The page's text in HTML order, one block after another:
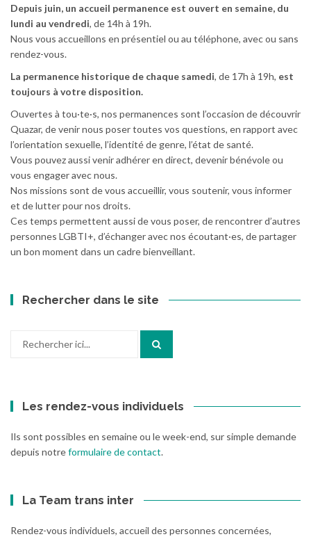
Depuis juin, un accueil permanence est ouvert en semaine, du
lundi au vendredi, de 14h à 19h.
Nous vous accueillons en présentiel ou au téléphone, avec ou sans
rendez-vous.
La permanence historique de chaque samedi, de 17h à 19h, est
toujours à votre disposition.
Ouvertes à tou·te·s, nos permanences sont l’occasion de découvrir
Quazar, de venir nous poser toutes vos questions, en rapport avec
l’orientation sexuelle, l’identité de genre, l’état de santé.
Vous pouvez aussi venir adhérer en direct, devenir bénévole ou
vous engager avec nous.
Nos missions sont de vous accueillir, vous soutenir, vous informer
et de lutter pour nos droits.
Ces temps permettent aussi de vous poser, de rencontrer d’autres
personnes LGBTI+, d’échanger avec nos écoutant·es, de partager
un bon moment dans un cadre bienveillant.
Rechercher dans le site
Les rendez-vous individuels
Ils sont possibles en semaine ou le week-end, sur simple demande
depuis notreformulaire de contact.
La Team trans inter
Rendez-vous individuels, accueil des personnes concernées,